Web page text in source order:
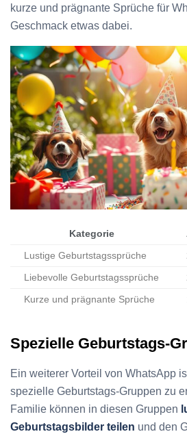
kurze und prägnante Sprüche für
Geschmack etwas dabei.
Kategorie
Lustige Geburtstagssprüche
Liebevolle Geburtstagssprüche
Kurze und prägnante Sprüche
Spezielle Geburtstags-
Ein weiterer Vorteil von WhatsApp
spezielle Geburtstags-Gruppen zu
Familie können in diesen Gruppen
Geburtstagsbilder teilen und den